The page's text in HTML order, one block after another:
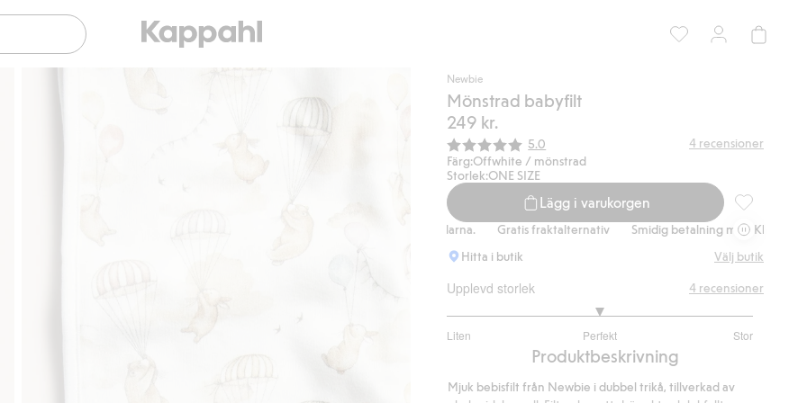
Newbie
Mönstrad babyfilt
249 kr.
Snittbetyg:
5.0 4 recensioner
Färg:Offwhite / mönstrad
Storlek:ONE SIZE
Lägg i varukorgen
Mönstrad
Gratis fraktalternativ Smidig betalning med Klarna.
Hitta i butik
Välj butik
Upplevd storlek
Liten Perfekt Stor
utav
5
4 recensioner
Produktbeskrivning
Mjuk bebisfilt från Newbie i dubbel trikå, tillverkad av